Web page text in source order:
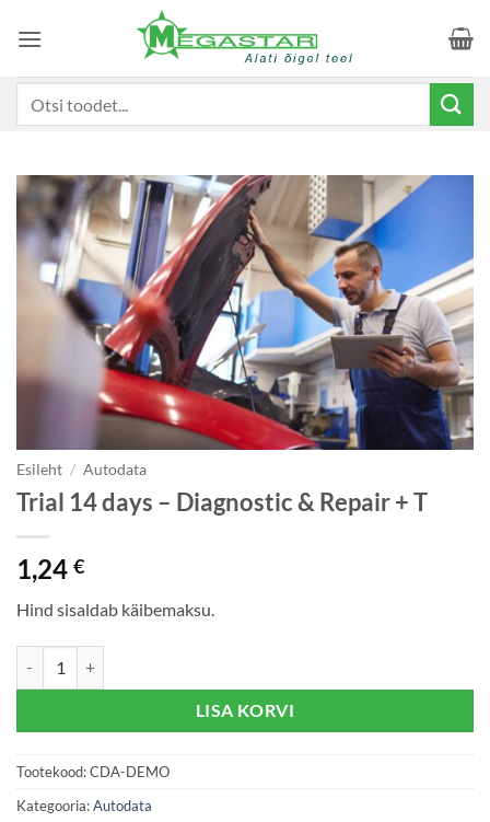
Esileht / Autodata
Trial 14 days – Diagnostic & Repair + T
1,24 €
Hind sisaldab käibemaksu.
LISA KORVI
Tootekood:CDA-DEMO
Kategooria:Autodata